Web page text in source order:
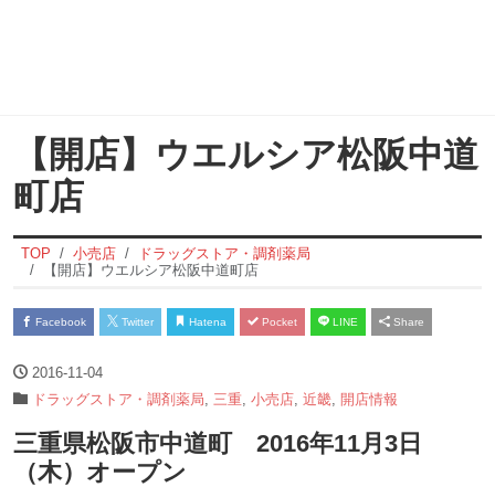
【開店】ウエルシア松阪中道
町店
TOP 小売店
ドラッグストア・調剤薬局
【開店】ウエルシア松阪中道町店
Facebook Twitter Hatena Pocket LINE Share
2016-11-04
ドラッグストア・調剤薬局
三重 小売店 近畿 開店情報
三重県松阪市中道町 2016年11月3日
（木）オープン